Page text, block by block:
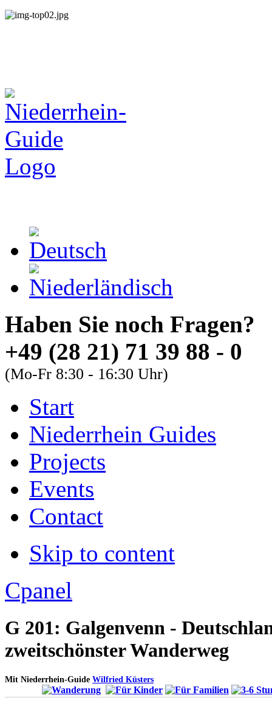
Haben Sie noch
+49 (28 21) 71 39 88 - 0
(Mo-Fr 8:30 - 16:30 Uhr)
Start
Niederrhein Guides
Projects
Events
Contact
Skip to content
Guides FAQs
Font Size
Increase font size
Decrease font size
Default font size
Cpanel
G 201: Galgenvenn -
zweitschönster Wanderweg
Mit Niederrhein-Guide Wilfried Küsters